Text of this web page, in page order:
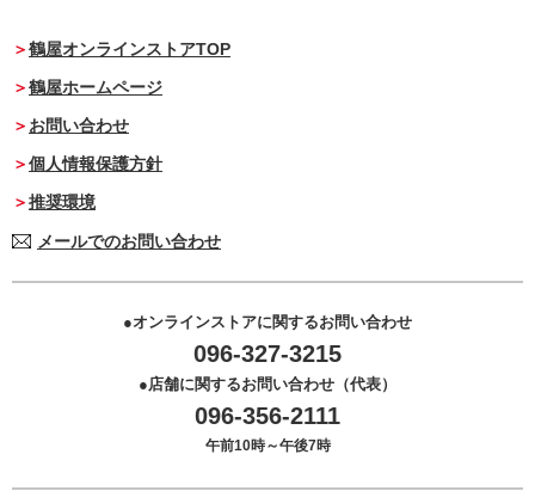
鶴屋オンラインストアTOP
鶴屋ホームページ
お問い合わせ
個人情報保護方針
推奨環境
メールでのお問い合わせ
オンラインストアに関するお問い合わせ
096-327-3215
店舗に関するお問い合わせ（代表）
096-356-2111
午前10時～午後7時